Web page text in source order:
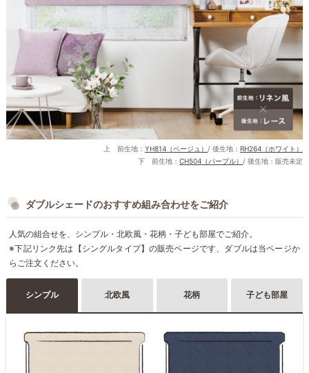
上 前生地：YH814（ベージュ） / 後生地： RH264（ホワイト）
下 前生地：CH504（パープル） / 後生地：販売未定
ダブルシェードのおすすめ組み合わせをご紹介
人気の組合せを、シンプル・北欧風・花柄・子ども部屋でご紹介。
※下記リンク先は【シングルタイプ】の販売ページです、ダブルは当ページか
らご注文ください。
シンプル 北欧風 花柄 子ども部屋